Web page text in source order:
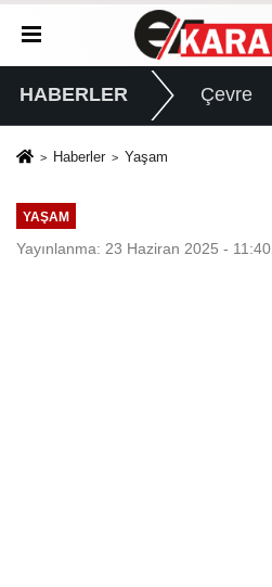
HABERLER Çevre
Haberler Yaşam
YAŞAM
Yayınlanma: 23 Haziran 2025 - 11:40